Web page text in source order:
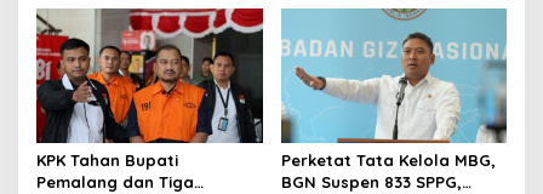
Pengamanan Pertamina
Patra Niaga Jabar
KPK Tahan Bupati
Pemalang dan Tiga
Perketat Tata Kelola MBG,
BGN Suspen 833 SPPG,